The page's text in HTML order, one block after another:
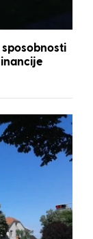
sposobnosti